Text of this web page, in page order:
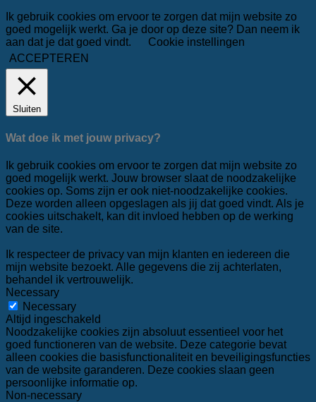
Ik gebruik cookies om ervoor te zorgen dat mijn website zo
goed mogelijk werkt. Ga je door op deze site? Dan neem ik
aan dat je dat goed vindt.
Cookie instellingen
ACCEPTEREN
Sluiten
Wat doe ik met jouw privacy?
Ik gebruik cookies om ervoor te zorgen dat mijn website zo
goed mogelijk werkt. Jouw browser slaat de noodzakelijke
cookies op. Soms zijn er ook niet-noodzakelijke cookies.
Deze worden alleen opgeslagen als jij dat goed vindt. Als je
cookies uitschakelt, kan dit invloed hebben op de werking
van de site.
Ik respecteer de privacy van mijn klanten en iedereen die
mijn website bezoekt. Alle gegevens die zij achterlaten,
behandel ik vertrouwelijk.
Necessary
Necessary
Altijd ingeschakeld
Noodzakelijke cookies zijn absoluut essentieel voor het
goed functioneren van de website. Deze categorie bevat
alleen cookies die basisfunctionaliteit en beveiligingsfuncties
van de website garanderen. Deze cookies slaan geen
persoonlijke informatie op.
Non-necessary